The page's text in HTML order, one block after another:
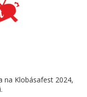
na Klobásafest 2024,